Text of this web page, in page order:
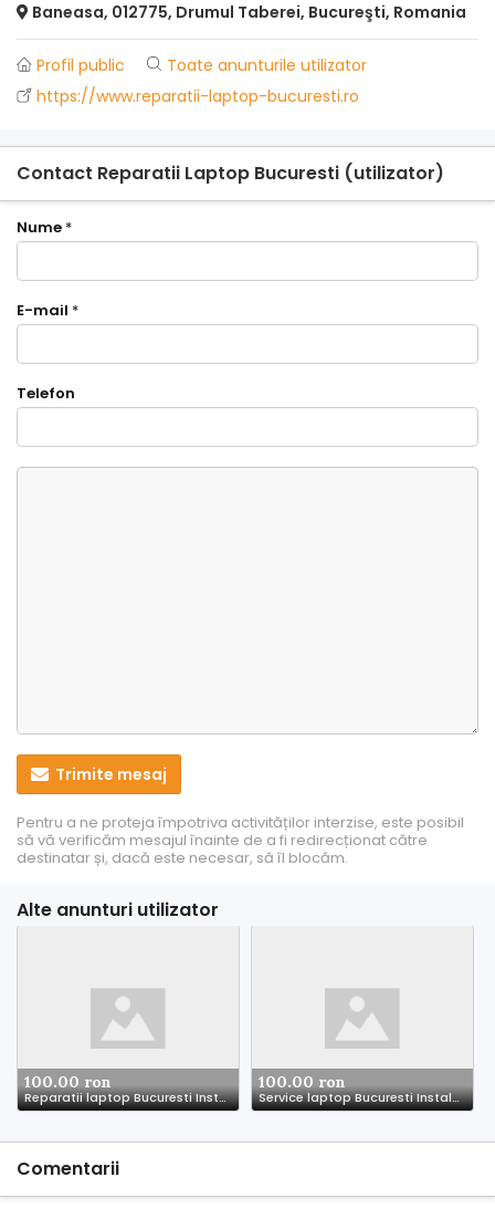
Baneasa, 012775, Drumul Taberei, Bucureşti, Romania
Profil public
Toate anunturile utilizator
https://www.reparatii-laptop-bucuresti.ro
Contact Reparatii Laptop Bucuresti (utilizator)
Nume *
E-mail *
Telefon
Trimite mesaj
Pentru a ne proteja împotriva activităților interzise, este posibil
să vă verificăm mesajul înainte de a fi redirecționat către
destinatar și, dacă este necesar, să îl blocăm.
Alte anunturi utilizator
100.00 ron
Reparatii laptop Bucuresti Instalare windows 11 la domiciliul clientului Service PC Bucuresti
100.00 ron
Service laptop Bucuresti Instalare Windows 11 Reparatii PC Bucuresti si Ilfov la domiciliu
Comentarii